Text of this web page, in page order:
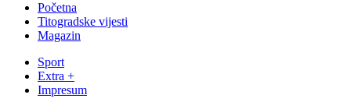
Početna
Titogradske vijesti
Magazin
Sport
Extra +
Impresum